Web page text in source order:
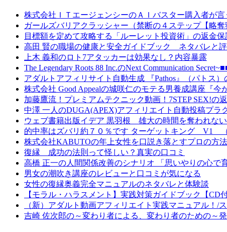
株式会社ＩＴエージェンシーのＡＩバスター購入者が言
ガールズバリアクラッシャー（禁断の４ステップ【略
目標額を定めて攻略する「ルーレット投資術」の返金
高田 賢の職場の健康と安全ガイドブック ネタバレと
上木 義和のロト7アタッカーは効果なし？内容暴露
The Legendary Roots 88 Inc.のNext Communication
アダルトアフィリサイト自動生成 『Pathos』（パトス
株式会社 Good Appealの城咲仁のモテる男養成講座『
加藤鷹流！プレミアムテクニック動画！7STEP SEX!の
中澤 一人のDUGA(APEX)アフィリエイト自動投稿プラ
ウェブ書籍出版イデア 黒羽根 雄大の時間を奪われな
的中率はズバリ約７０％です ターゲットキング V1
株式会社KABUTOの年上女性を口説き落とすプロの方
復縁 成功の法則って怪しい？真実の口コミ
高橋 正一の人間関係改善のシナリオ 「思いやりの心で
男女の潮吹き講座のレビューと口コミが気になる
女性の復縁奥義完全マニュアルのネタバレと体験談
【モラル・ハラスメント】実践対策ガイドブック【
（新）アダルト動画アフィリエイト実践マニュアル！/
吉崎 佐次郎の～変わり者による、変わり者のための～